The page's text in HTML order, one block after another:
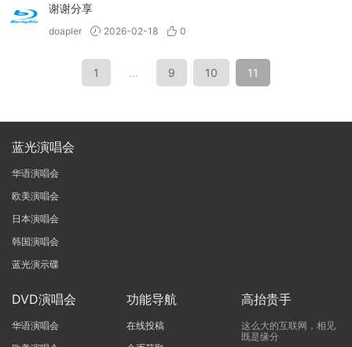
谢谢分享
doapler 2026-02-18 0
1 … 9 10 11
蓝光演唱会
华语演唱会
欧美演唱会
日本演唱会
韩国演唱会
蓝光演示碟
DVD演唱会
华语演唱会
功能导航
在线投稿
高抬贵手
这么大的互联网，相见
既是缘分